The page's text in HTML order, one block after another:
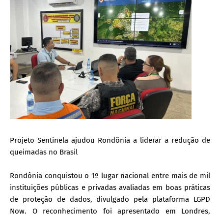
Projeto Sentinela ajudou Rondônia a liderar a redução de
queimadas no Brasil
Rondônia conquistou o 1º lugar nacional entre mais de mil
instituições públicas e privadas avaliadas em boas práticas
de proteção de dados, divulgado pela plataforma LGPD
Now. O reconhecimento foi apresentado em Londres,